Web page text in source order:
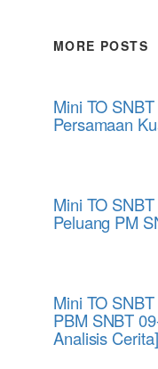
MORE POSTS
Mini TO
Persamaan
Mini TO
Peluang PM
Mini TO
PBM SNBT
Analisis Cerita]